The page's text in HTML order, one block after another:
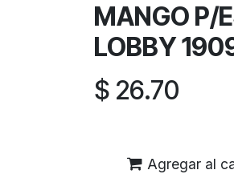
MANGO P/
LOBBY
$ 26.70
Agregar al